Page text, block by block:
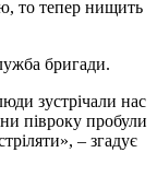
то тепер нищить
бригади.
зустрічали нас
півроку пробули
– згадує